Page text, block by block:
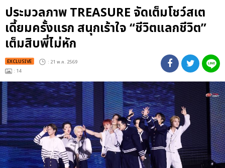
ประมวลภาพ TREASURE จัดเต็มโชว์สเต
เดี้ยมครั้งแรก สนุกเร้าใจ “ชีวิตแลกชีวิต”
เต็มสิบพี่ไม่หัก
EXCLUSIVE : 21 พ.ค. 2569
: 14